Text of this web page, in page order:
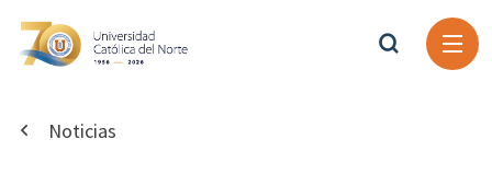
Noticias